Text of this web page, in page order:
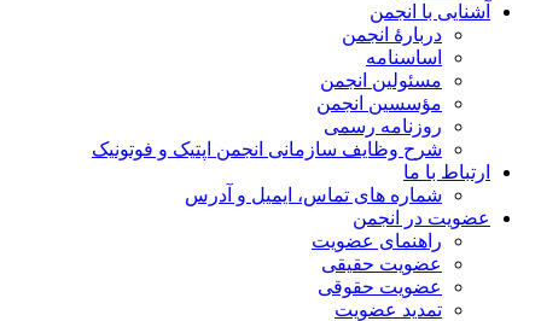
آشنایی با انجمن
دربارۀ انجمن
اساسنامه
مسئولین انجمن
مؤسسین انجمن
روزنامه رسمی
شرح وظایف سازمانی انجمن اپتیک و فوتونیک
ارتباط با ما
شماره های تماس، ایمیل و آدرس
عضویت در انجمن
راهنمای عضویت
عضویت حقیقی
عضویت حقوقی
تمدید عضویت